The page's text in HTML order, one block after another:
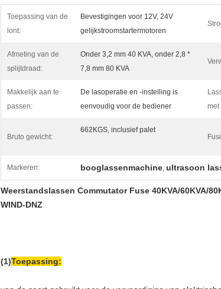
Toepassing van de
lont:
Bevestigingen voor 12V, 24V
gelijkstroomstartermotoren
Afmeting van de
splijtdraad:
Onder 3,2 mm 40 KVA, onder 2,8 *
7,8 mm 80 KVA
Makkelijk aan te
passen:
De lasoperatie en -instelling is
eenvoudig voor de bediener
met
Bruto gewicht:
662KGS, inclusief palet
Markeren: booglassenmachine, ultrasoon
Weerstandslassen Commutator Fuse 40KVA/60KVA/
WIND-DNZ
(1)Toepassing: